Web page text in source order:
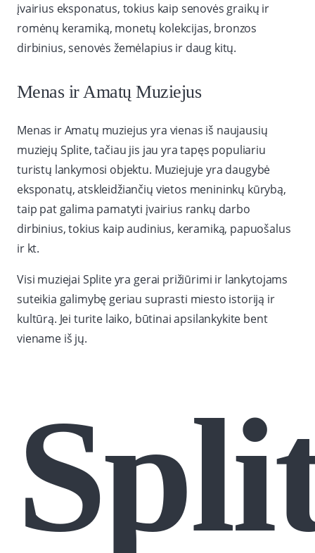
įvairius eksponatus, tokius kaip senovės graikų ir
romėnų keramiką, monetų kolekcijas, bronzos
dirbinius, senovės žemėlapius ir daug kitų.
Menas ir Amatų Muziejus
Menas ir Amatų muziejus yra vienas iš naujausių
muziejų Splite, tačiau jis jau yra tapęs populiariu
turistų lankymosi objektu. Muziejuje yra daugybė
eksponatų, atskleidžiančių vietos menininkų kūrybą,
taip pat galima pamatyti įvairius rankų darbo
dirbinius, tokius kaip audinius, keramiką, papuošalus
ir kt.
Visi muziejai Splite yra gerai prižiūrimi ir lankytojams
suteikia galimybę geriau suprasti miesto istoriją ir
kultūrą. Jei turite laiko, būtinai apsilankykite bent
viename iš jų.